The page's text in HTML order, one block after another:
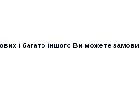
і багато іншого Ви можете